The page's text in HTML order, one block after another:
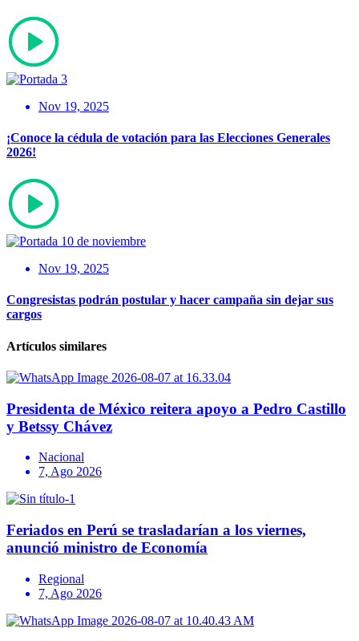
Nov 19, 2025
¡Conoce la cédula de votación para las Elecciones Generales
2026!
Nov 19, 2025
Congresistas podrán postular y hacer campaña sin dejar sus
cargos
Artículos similares
Presidenta de México reitera apoyo a Pedro Castillo
y Betssy Chávez
Nacional
7, Ago 2026
Feriados en Perú se trasladarían a los viernes,
anunció ministro de Economía
Regional
7, Ago 2026